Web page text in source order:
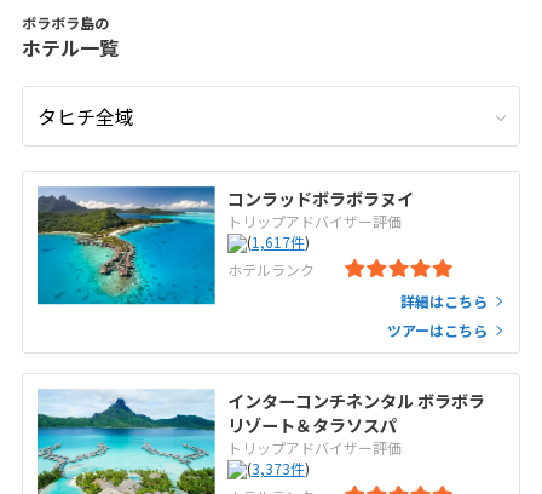
ボラボラ島の
ホテル一覧
コンラッドボラボラヌイ
トリップアドバイザー評価
(1,617件)
ホテルランク
詳細はこちら
ツアーはこちら
インターコンチネンタル ボラボラ
リゾート＆タラソスパ
トリップアドバイザー評価
(3,373件)